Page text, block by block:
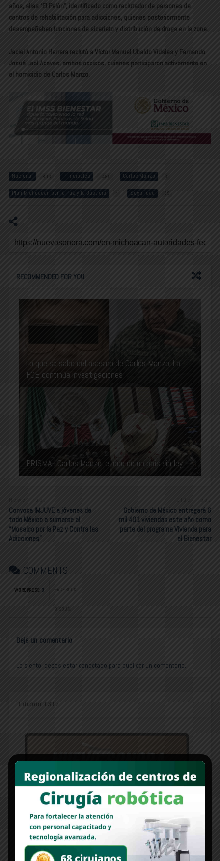
años, alias “El Pelón”, identificado como reclutador de personas de
centros de rehabilitación para adicciones, quienes posteriormente
desempeñaban funciones de sicariato y distribución de droga en la zona.
Jaciel Antonio Herrera reclutó a Víctor Manuel Ubaldo Vidales y Fernando
Josué Leal Aceves, ambos occisos, quienes participaron activamente en
el homicidio de Carlos Manzo.
Nacional 803 Principales 1485 Carlos Manzo 3
Plan Michoacán por la Paz y la Justicia 4 Seguridad 59
RECOMMENDED FOR YOU
Lo que se sabe del asesino de Carlos Manzo; La
FGE continúa investigaciones
PRISMA | Carlos Manzo: el eco de un país sin ley
Newer Post
Convoca IMJUVE a jóvenes de
todo México a sumarse al
“Mosaico por la Paz y Contra las
Adicciones”
Gobierno de México entregará 6
mil 401 viviendas este año como
parte del programa Vivienda para
el Bienestar
COMMENTS
WORDPRESS: 0 FACEBOOK:
DISQUS:
Deja un comentario
Lo siento, debes estar conectado para publicar un comentario.
Edición 1312